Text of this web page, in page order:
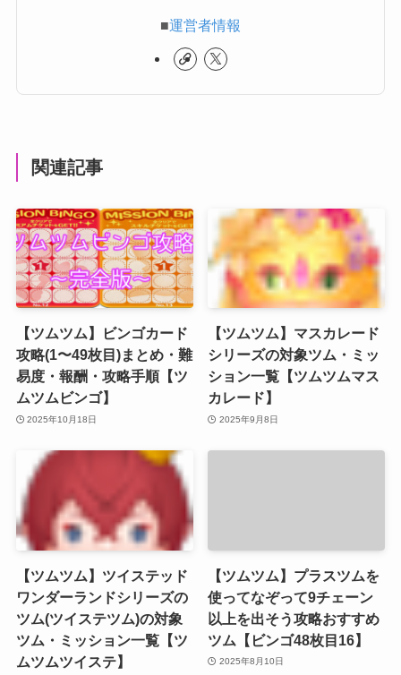
■運営者情報
関連記事
【ツムツム】ビンゴカード
攻略(1〜49枚目)まとめ・難
易度・報酬・攻略手順【ツ
ムツムビンゴ】
2025年10月18日
【ツムツム】マスカレード
シリーズの対象ツム・ミッ
ション一覧【ツムツムマス
カレード】
2025年9月8日
【ツムツム】ツイステッド
ワンダーランドシリーズの
ツム(ツイステツム)の対象
ツム・ミッション一覧【ツ
ムツムツイステ】
【ツムツム】プラスツムを
使ってなぞって9チェーン
以上を出そう攻略おすすめ
ツム【ビンゴ48枚目16】
2025年8月10日